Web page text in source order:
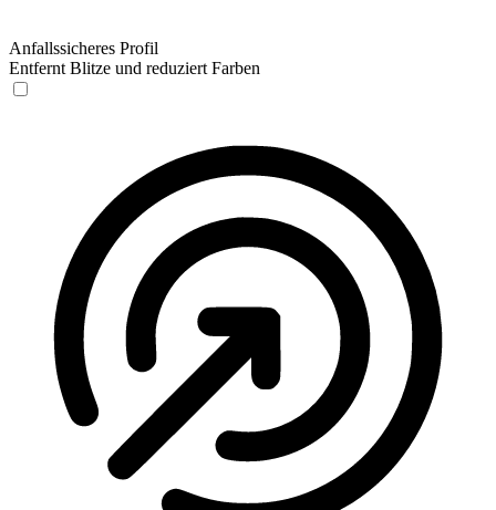
Anfallssicheres Profil
Entfernt Blitze und reduziert Farben